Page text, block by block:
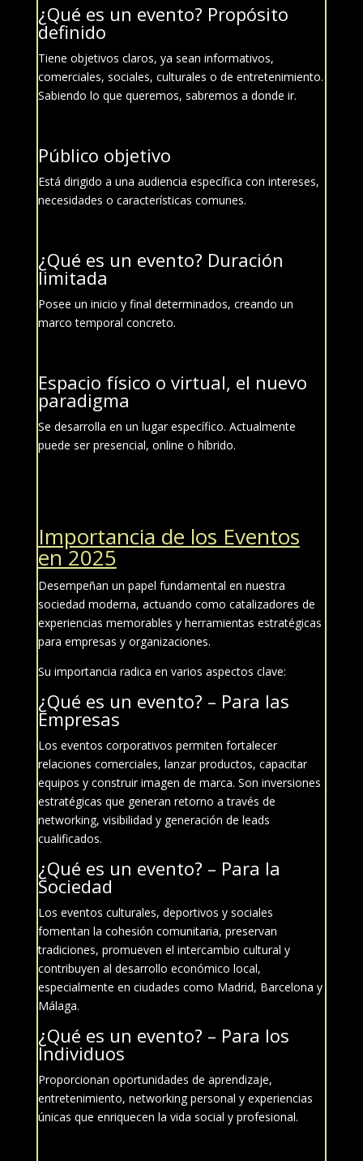
¿Qué es un evento? Propósito
definido
Tiene objetivos claros, ya sean informativos,
comerciales, sociales, culturales o de entretenimiento.
Sabiendo lo que queremos, sabremos a donde ir.
Público objetivo
Está dirigido a una audiencia específica con intereses,
necesidades o características comunes.
¿Qué es un evento? Duración
limitada
Posee un inicio y final determinados, creando un
marco temporal concreto.
Espacio físico o virtual, el nuevo
paradigma
Se desarrolla en un lugar específico. Actualmente
puede ser presencial, online o híbrido.
Importancia de los Eventos
en 2025
Desempeñan un papel fundamental en nuestra
sociedad moderna, actuando como catalizadores de
experiencias memorables y herramientas estratégicas
para empresas y organizaciones.
Su importancia radica en varios aspectos clave:
¿Qué es un evento? – Para las
Empresas
Los eventos corporativos permiten fortalecer
relaciones comerciales, lanzar productos, capacitar
equipos y construir imagen de marca. Son inversiones
estratégicas que generan retorno a través de
networking, visibilidad y generación de leads
cualificados.
¿Qué es un evento? – Para la
Sociedad
Los eventos culturales, deportivos y sociales
fomentan la cohesión comunitaria, preservan
tradiciones, promueven el intercambio cultural y
contribuyen al desarrollo económico local,
especialmente en ciudades como Madrid, Barcelona y
Málaga.
¿Qué es un evento? – Para los
Individuos
Proporcionan oportunidades de aprendizaje,
entretenimiento, networking personal y experiencias
únicas que enriquecen la vida social y profesional.